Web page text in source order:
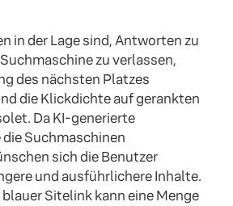
in der Lage sind, Antworten zu
zu verlassen,
des nächsten Platzes
die Klickdichte auf gerankten
Da KI-generierte
Suchmaschinen
sich die Benutzer
und ausführlichere Inhalte.
Sitelink kann eine Menge